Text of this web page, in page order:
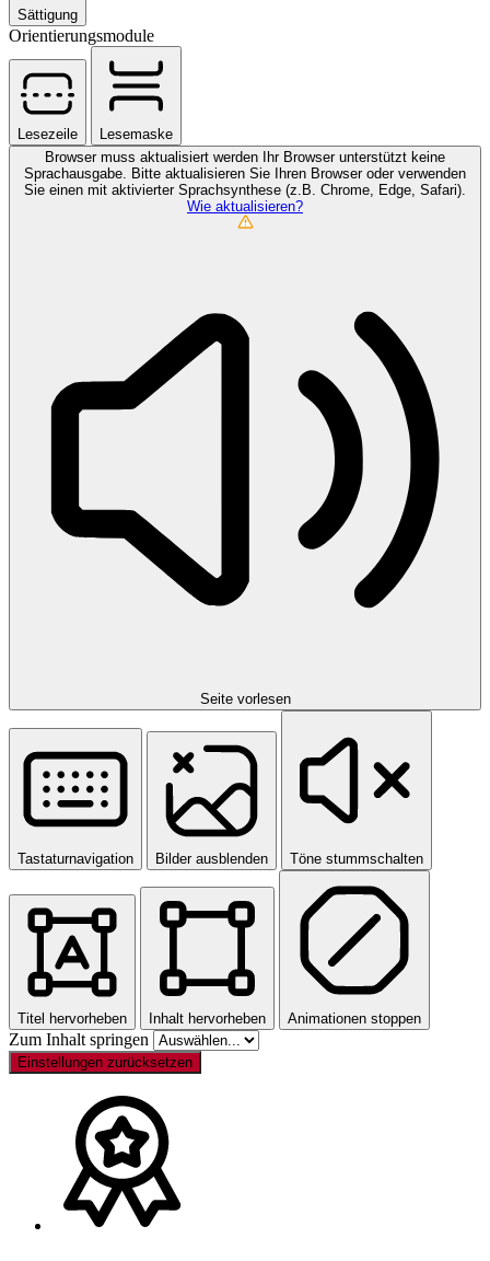
Sättigung
Orientierungsmodule
Lesezeile
Lesemaske
Browser muss aktualisiert werden
Ihr Browser unterstützt keine
Sprachausgabe. Bitte aktualisieren Sie Ihren Browser oder verwenden
Sie einen mit aktivierter Sprachsynthese (z.B. Chrome, Edge, Safari).
Wie aktualisieren?
Seite vorlesen
Tastaturnavigation Bilder ausblenden Töne stummschalten
Titel hervorheben Inhalt hervorheben Animationen stoppen
Zum Inhalt springen
Einstellungen zurücksetzen